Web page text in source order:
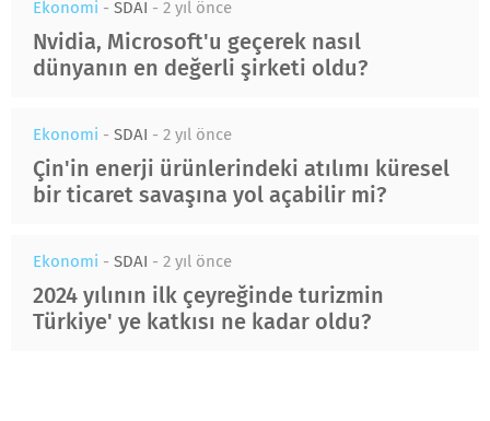
Ekonomi - SDAI - 2 yıl önce
Nvidia, Microsoft'u geçerek nasıl
dünyanın en değerli şirketi oldu?
Ekonomi - SDAI - 2 yıl önce
Çin'in enerji ürünlerindeki atılımı küresel
bir ticaret savaşına yol açabilir mi?
Ekonomi - SDAI - 2 yıl önce
2024 yılının ilk çeyreğinde turizmin
Türkiye' ye katkısı ne kadar oldu?